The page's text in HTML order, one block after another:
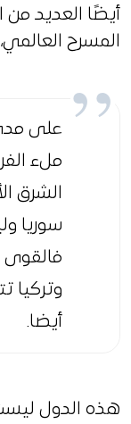
أيضًا العديد
المسرح
على
ملء
الشرق
سوريا
فالقوى
وتركيا
أيضا.
هذه الدول